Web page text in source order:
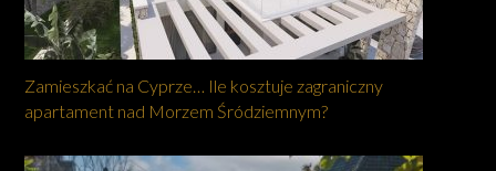
Zamieszkać na Cyprze… Ile kosztuje zagraniczny
apartament nad Morzem Śródziemnym?